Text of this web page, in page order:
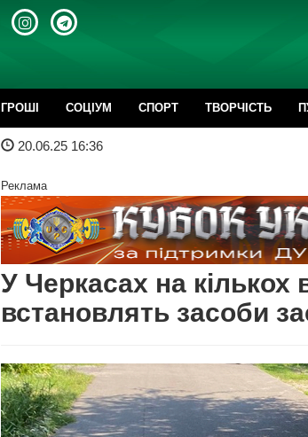
ГРОШІ CОЦІУМ СПОРТ ТВОРЧІСТЬ
20.06.25 16:36
Реклама
У Черкасах на кількох
встановлять засоби